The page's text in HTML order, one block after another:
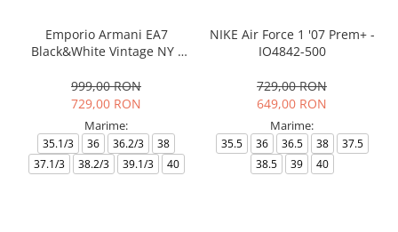
Emporio Armani EA7
Black&White Vintage NY -
999,00 RON
729,00 RON
Marime:
35.1/3 36 36.2/3
38
37.1/3
38.2/3 39.1/3 40
NIKE Air Force 1 '07 Prem+ -
IO4842-500
729,00 RON
649,00 RON
Marime:
35.5 36 36.5 38
37.5
38.5
39 40